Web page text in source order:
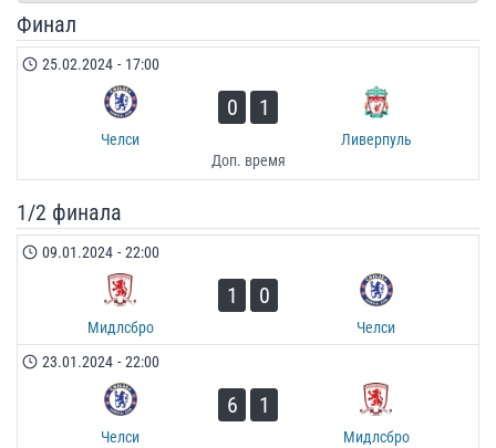
Финал
25.02.2024 - 17:00
Челси
0 1
Ливерпуль
Доп. время
1/2 финала
09.01.2024 - 22:00
Мидлсбро
1 0
Челси
23.01.2024 - 22:00
Челси
6 1
Мидлсбро